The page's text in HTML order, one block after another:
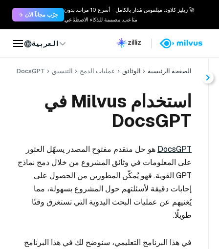
🚀 زيليز كلاود: ميلفوس مُدار بالكامل - أسرع 10 مرات. بدون
متاعب. مصممة للذكاء الاصطناعي.
جرّب مجاناً الآن →
العربية
الصفحة الرئيسية الوثائق عمليات الدمج التنسيق DocsGPT
استخدام Milvus في
DocsGPT
DocsGPT هو حل متقدم مفتوح المصدر يسهّل العثور
على المعلومات في وثائق المشروع من خلال دمج نماذج
GPT القوية. فهو يُمكّن المطورين من الحصول على
إجابات دقيقة لأسئلتهم حول المشروع بسهولة، مما
يُغنيهم عن عمليات البحث اليدوية التي تستغرق وقتًا
طويلًا.
في هذا البرنامج التعليمي، سنوضح لك في هذا البرنامج